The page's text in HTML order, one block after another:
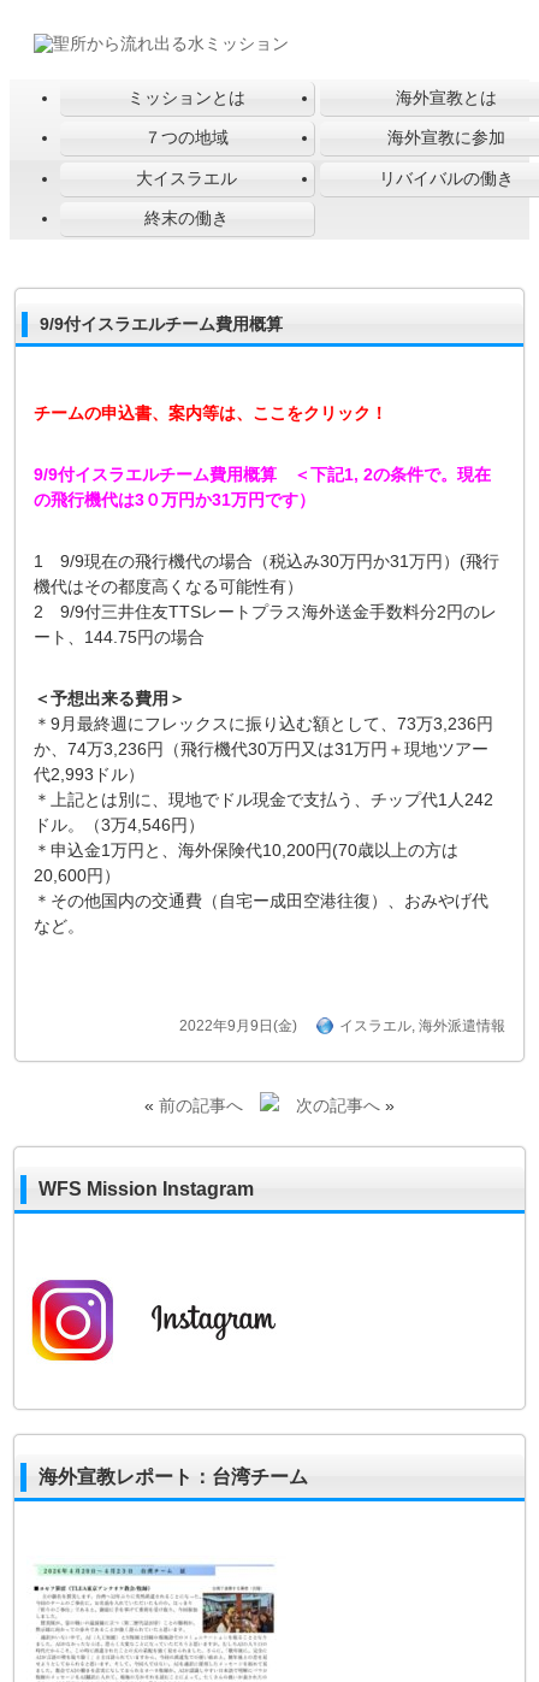
ミッションとは 海外宣教とは
７つの地域 海外宣教に参加
大イスラエル リバイバルの働き
終末の働き
9/9付イスラエルチーム費用概算
チームの申込書、案内等は、ここをクリック！
9/9付イスラエルチーム費用概算 ＜下記1, 2の条件で。現在
の飛行機代は3０万円か31万円です）
1 9/9現在の飛行機代の場合（税込み30万円か31万円）(飛行
機代はその都度高くなる可能性有）
2 9/9付三井住友TTSレートプラス海外送金手数料分2円のレ
ート、144.75円の場合
＜予想出来る費用＞
＊9月最終週にフレックスに振り込む額として、73万3,236円
か、74万3,236円（飛行機代30万円又は31万円＋現地ツアー
代2,993ドル）
＊上記とは別に、現地でドル現金で支払う、チップ代1人242
ドル。（3万4,546円）
＊申込金1万円と、海外保険代10,200円(70歳以上の方は
20,600円）
＊その他国内の交通費（自宅ー成田空港往復）、おみやげ代
など。
2022年9月9日(金) イスラエル, 海外派遣情報
« 前の記事へ 次の記事へ»
WFS Mission Instagram
海外宣教レポート：台湾チーム